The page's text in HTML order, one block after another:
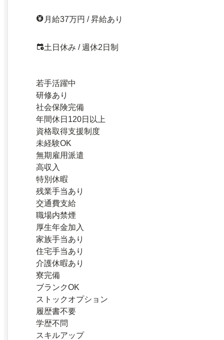
月給37万円 / 昇給あり
土日休み / 週休2日制
若手活躍中
研修あり
社会保険完備
年間休日120日以上
資格取得支援制度
未経験OK
無期雇用派遣
高収入
特別休暇
残業手当あり
交通費支給
職場内禁煙
厚生年金加入
家族手当あり
住宅手当あり
介護休暇あり
寮完備
ブランクOK
ストックオプション
履歴書不要
学歴不問
スキルアップ